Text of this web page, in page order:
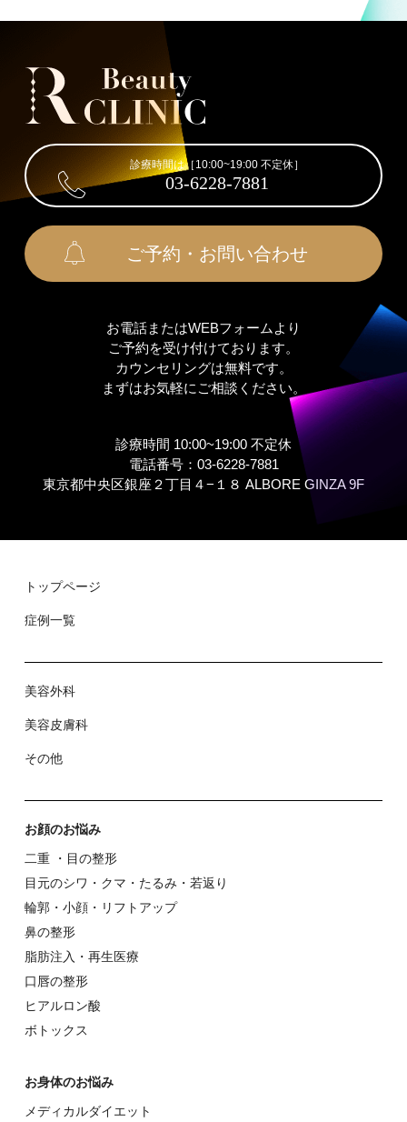
診療時間は［10:00~19:00 不定休］
03-6228-7881
ご予約・お問い合わせ
お電話またはWEBフォームより
ご予約を受け付けております。
カウンセリングは無料です。
まずはお気軽にご相談ください。
診療時間 10:00~19:00 不定休
電話番号：03-6228-7881
東京都中央区銀座２丁⽬４−１８ ALBORE GINZA 9F
トップページ
症例⼀覧
美容外科
美容⽪膚科
その他
お顔のお悩み
⼆重 ・⽬の整形
⽬元のシワ・クマ・たるみ・若返り
輪郭・⼩顔・リフトアップ
⿐の整形
脂肪注入・再生医療
⼝唇の整形
ヒアルロン酸
ボトックス
お⾝体のお悩み
メディカルダイエット